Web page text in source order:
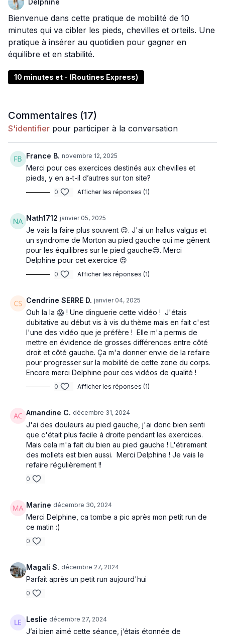
Delphine
Bienvenue dans cette pratique de mobilité de 10
minutes qui va cibler les pieds, chevilles et orteils. Une
pratique à insérer au quotidien pour gagner en
équilibre et en stabilité.
10 minutes et - (Routines Express)
Commentaires (17)
S'identifier pour participer à la conversation
France B. novembre 12, 2025
Merci pour ces exercices destinés aux chevilles et
pieds, y en a-t-il d’autres sur ton site?
0 Afficher les réponses (1)
Nath1712 janvier 05, 2025
Je vais la faire plus souvent 😉. J'ai un hallus valgus et
un syndrome de Morton au pied gauche qui me gênent
pour les équilibres sur le pied gauche😒. Merci
Delphine pour cet exercice 😍
0 Afficher les réponses (1)
Cendrine SERRE D. janvier 04, 2025
Ouh la la 😱 ! Une dinguerie cette vidéo ! J'étais
dubitative au début vis à vis du thème mais en fait c'est
l'une des vidéo que je préfère ! Elle m'a permis de
mettre en évidence de grosses différences entre côté
droit et côté gauche. Ça m'a donner envie de la refaire
pour progresser sur la mobilité de cette zone du corps.
Encore merci Delphine pour ces vidéos de qualité !
0 Afficher les réponses (1)
Amandine C. décembre 31, 2024
J'ai des douleurs au pied gauche, j'ai donc bien senti
que c'était plus facile à droite pendant les exercices.
Mais cela m'a fait du bien au pied gauche ! L'étirement
des mollets est bien aussi. Merci Delphine ! Je vais le
refaire régulièrement !!
0
Marine décembre 30, 2024
Merci Delphine, ca tombe a pic après mon petit run de
ce matin :)
0
Magali S. décembre 27, 2024
Parfait après un petit run aujourd'hui
0
Leslie décembre 27, 2024
J’ai bien aimé cette séance, j’étais étonnée de